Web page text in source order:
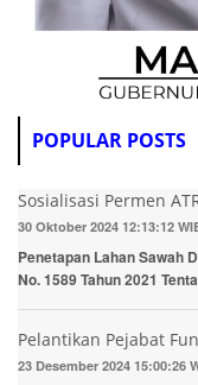
POPULAR POSTS
Sosialisasi Permen
30 Oktober 2024 12:13:12
Penetapan Lahan Sawah
No. 1589 Tahun 2021
Pelantikan Pejabat
23 Desember 2024 15:00:26